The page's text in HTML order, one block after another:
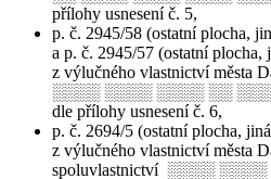
přílohy usnesení č. 5,
p. č. 2945/58 (ostatní plocha,
a p. č. 2945/57 (ostatní plocha,
z výlučného vlastnictví
░░░░ ░░░░ ░░░░ ░░
dle přílohy usnesení č. 6,
p. č. 2694/5 (ostatní plocha,
z výlučného vlastnictví města
spoluvlastnictví ░░░░